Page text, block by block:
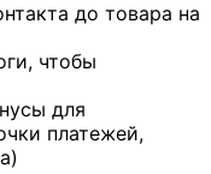
до товара на
чтобы
для
платежей,